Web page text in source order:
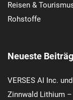
Reisen &
Rohstoffe
Neueste
VERSES AI Inc.
Zinnwald Lithium